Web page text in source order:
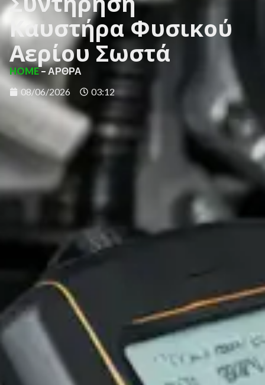
Καυστήρα Φυσικού
Αερίου Σωστά
HOME– ΑΡΘΡΑ
08/06/2026
03:12